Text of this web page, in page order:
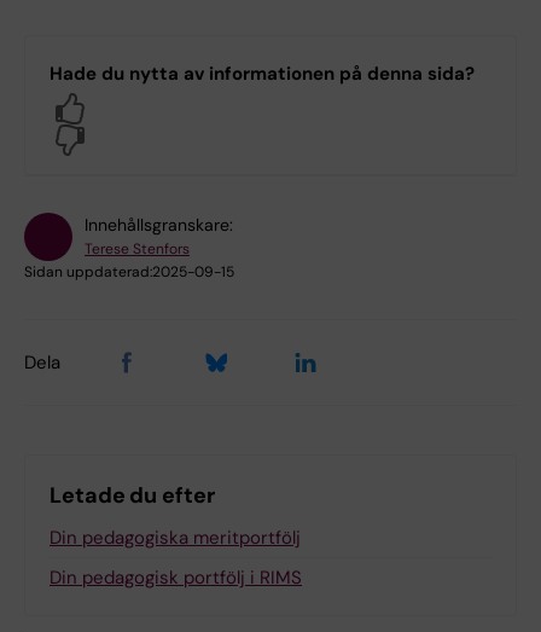
Hade du nytta av informationen på denna sida?
Innehållsgranskare:
Terese Stenfors
Sidan uppdaterad:2025-09-15
Dela
Letade du efter
Din pedagogiska meritportfölj
Din pedagogisk portfölj i RIMS